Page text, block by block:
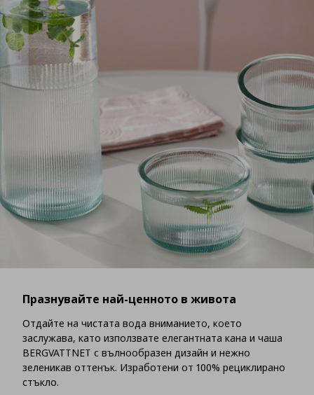
Празнувайте най-ценното в живота
Отдайте на чистата вода вниманието, което
заслужава, като използвате елегантната кана и чаша
BERGVATTNET с вълнообразен дизайн и нежно
зеленикав оттенък. Изработени от 100% рециклирано
стъкло.